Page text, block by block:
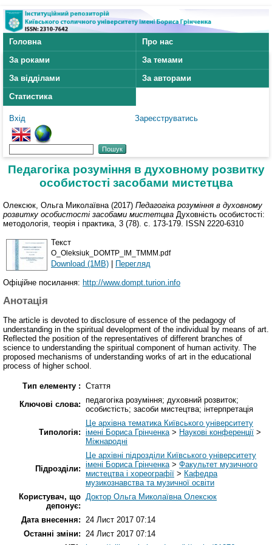
Головна
Про нас
За роками
За темами
За відділами
За авторами
Статистика
Вхід Зареєструватись
Педагогіка розуміння в духовному розвитку
особистості засобами мистетцва
Олексюк, Ольга Миколаївна (2017) Педагогіка розуміння в духовному
розвитку особистості засобами мистетцва Духовність особистості:
методологія, теорія і практика, 3 (78). с. 173-179. ISSN 2220-6310
Текст
O_Oleksiuk_DOMTP_IM_TMMM.pdf
Download (1MB) | Перегляд
Офіційне посилання: http://www.dompt.turion.info
Анотація
The article is devoted to disclosure of essence of the pedagogy of
understanding in the spiritual development of the individual by means of art.
Reflected the position of the representatives of different branches of
science to understanding the spiritual component of human activity. The
proposed mechanisms of understanding works of art in the educational
process of higher school.
Тип елементу : Стаття
Ключові слова: педагогіка розуміння; духовний розвиток;
особистість; засоби мистецтва; інтерпретація
Типологія:
Це архівна тематика Київського університету
імені Бориса Грінченка> Наукові конференції >
Міжнародні
Підрозділи:
Це архівні підрозділи Київського університету
імені Бориса Грінченка> Факультет музичного
мистецтва і хореографії > Кафедра
музикознавства та музичної освіти
Користувач, що
депонує:
Доктор Ольга Миколаївна Олексюк
Дата внесення: 24 Лист 2017 07:14
Останні зміни: 24 Лист 2017 07:14